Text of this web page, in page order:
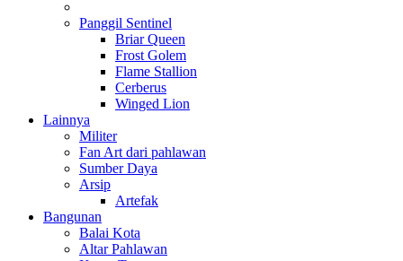
Panggil Sentinel
Briar Queen
Frost Golem
Flame Stallion
Cerberus
Winged Lion
Lainnya
Militer
Fan Art dari pahlawan
Sumber Daya
Arsip
Artefak
Bangunan
Balai Kota
Altar Pahlawan